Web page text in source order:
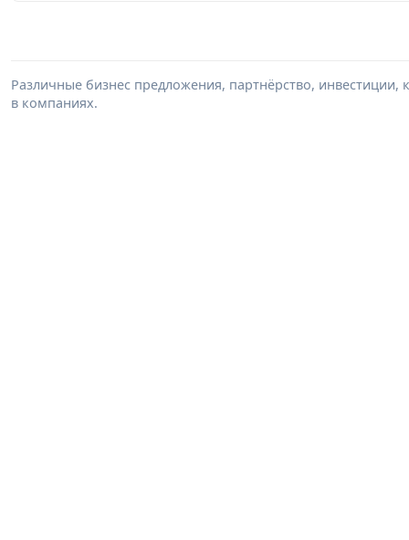
Различные бизнес предложения, партнёрство,
в компаниях.